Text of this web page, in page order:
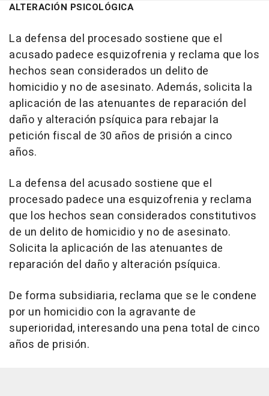
ALTERACIÓN PSICOLÓGICA
La defensa del procesado sostiene que el
acusado padece esquizofrenia y reclama que los
hechos sean considerados un delito de
homicidio y no de asesinato. Además, solicita la
aplicación de las atenuantes de reparación del
daño y alteración psíquica para rebajar la
petición fiscal de 30 años de prisión a cinco
años.
La defensa del acusado sostiene que el
procesado padece una esquizofrenia y reclama
que los hechos sean considerados constitutivos
de un delito de homicidio y no de asesinato.
Solicita la aplicación de las atenuantes de
reparación del daño y alteración psíquica.
De forma subsidiaria, reclama que se le condene
por un homicidio con la agravante de
superioridad, interesando una pena total de cinco
años de prisión.